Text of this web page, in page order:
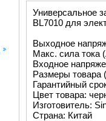
Универсальное
BL7010 для
Выходное
Макс. сила тока
Входное
Размеры товара
Гарантийный
Цвет товара:
Изготовитель:
Страна: Китай